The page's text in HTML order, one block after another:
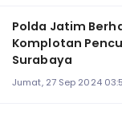
Polda Jatim
Komplotan
Surabaya
Jumat, 27 Sep 2024